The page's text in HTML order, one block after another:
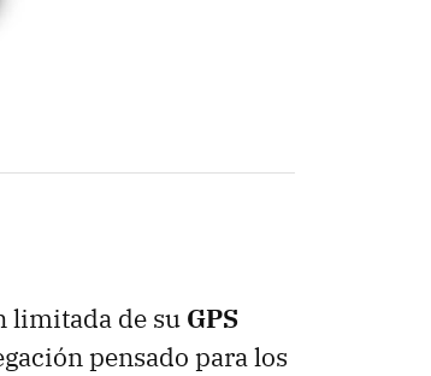
limitada de su GPS
pensado para los